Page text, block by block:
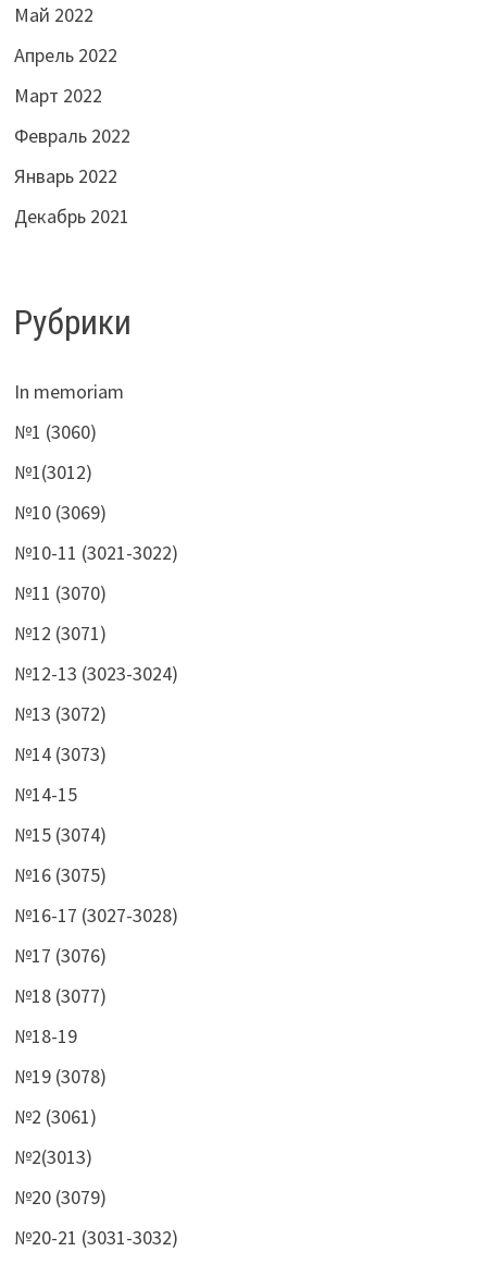
Май 2022
Апрель 2022
Март 2022
Февраль 2022
Январь 2022
Декабрь 2021
Рубрики
In memoriam
№1 (3060)
№1(3012)
№10 (3069)
№10-11 (3021-3022)
№11 (3070)
№12 (3071)
№12-13 (3023-3024)
№13 (3072)
№14 (3073)
№14-15
№15 (3074)
№16 (3075)
№16-17 (3027-3028)
№17 (3076)
№18 (3077)
№18-19
№19 (3078)
№2 (3061)
№2(3013)
№20 (3079)
№20-21 (3031-3032)